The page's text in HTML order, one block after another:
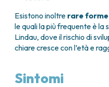
Esistono inoltre rare
le quali la più frequente è la
Lindau, dove il rischio di
chiare cresce con l’età e
Sintomi